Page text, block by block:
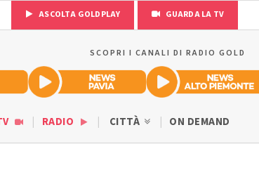
ASCOLTA GOLDPLAY GUARDA LA TV
SCOPRI I CANALI DI RADIO GOLD
RADIO CITTÀ ON DEMAND